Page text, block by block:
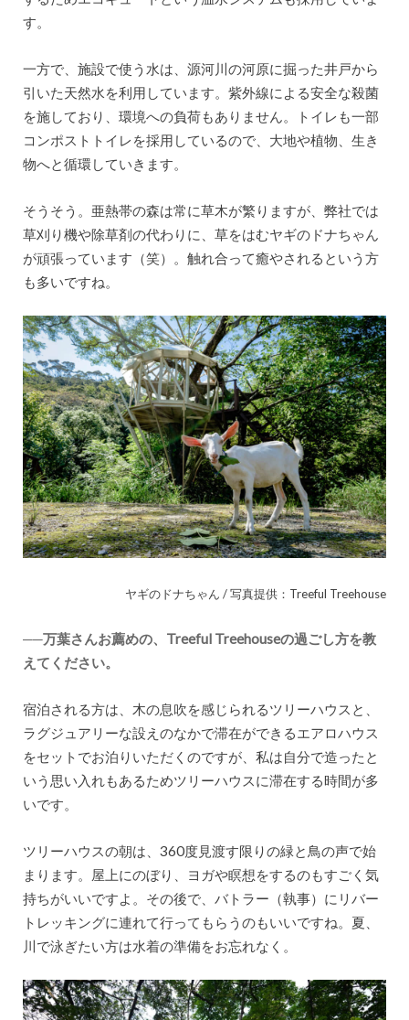
す。
一方で、施設で使う水は、源河川の河原に掘った井戸から
引いた天然水を利用しています。紫外線による安全な殺菌
を施しており、環境への負荷もありません。トイレも一部
コンポストトイレを採用しているので、大地や植物、生き
物へと循環していきます。
そうそう。亜熱帯の森は常に草木が繁りますが、弊社では
草刈り機や除草剤の代わりに、草をはむヤギのドナちゃん
が頑張っています（笑）。触れ合って癒やされるという方
も多いですね。
ヤギのドナちゃん / 写真提供：Treeful Treehouse
──万葉さんお薦めの、Treeful Treehouseの過ごし方を教
えてください。
宿泊される方は、木の息吹を感じられるツリーハウスと、
ラグジュアリーな設えのなかで滞在ができるエアロハウス
をセットでお泊りいただくのですが、私は自分で造ったと
いう思い入れもあるためツリーハウスに滞在する時間が多
いです。
ツリーハウスの朝は、360度見渡す限りの緑と鳥の声で始
まります。屋上にのぼり、ヨガや瞑想をするのもすごく気
持ちがいいですよ。その後で、バトラー（執事）にリバー
トレッキングに連れて行ってもらうのもいいですね。夏、
川で泳ぎたい方は水着の準備をお忘れなく。